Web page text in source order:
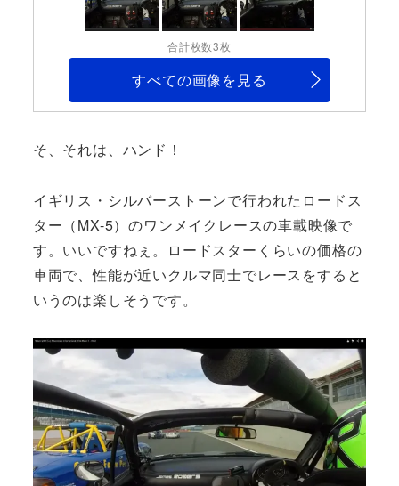
合計枚数3枚
すべての画像を見る
そ、それは、ハンド！
イギリス・シルバーストーンで行われたロードス
ター（MX-5）のワンメイクレースの車載映像で
す。いいですねぇ。ロードスターくらいの価格の
車両で、性能が近いクルマ同士でレースをすると
いうのは楽しそうです。